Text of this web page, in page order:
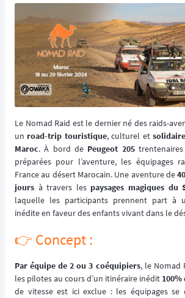
Le Nomad Raid est le dernier né des raids-
un road-trip touristique, culturel etsolidaire
Maroc. À bord de Peugeot 205
préparées pour l’aventure, les équipages
France au désert Marocain. Une aventure de
jours à travers les paysages magiques du
laquelle les participants prennent part à
inédite en faveur des enfants vivant dans le
👉️ Concept :
Par équipe de 2 ou 3 coéquipiers, le Nomad
les pilotes au cours d’un itinéraire inédit
de vitesse est ici exclue : les équipages